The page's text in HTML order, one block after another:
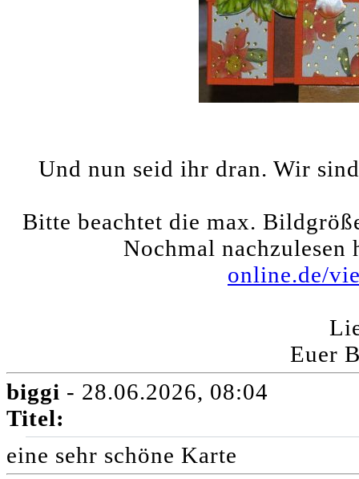
Und nun seid ihr dran. Wir
Bitte beachtet die max.
Nochmal
online.de/
Euer
biggi - 28.06.2026, 08:04
Titel:
eine sehr schöne Karte